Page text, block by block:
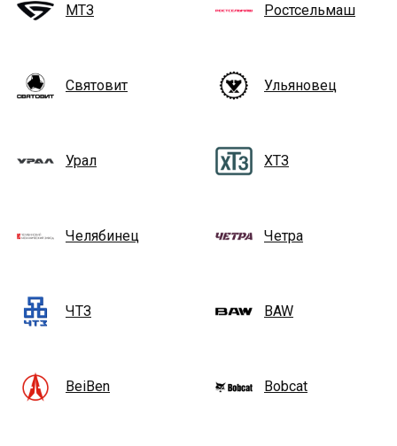
МТЗ Ростсельмаш
Святовит Ульяновец
Урал ХТЗ
Челябинец Четра
ЧТЗ BAW
BeiBen Bobcat